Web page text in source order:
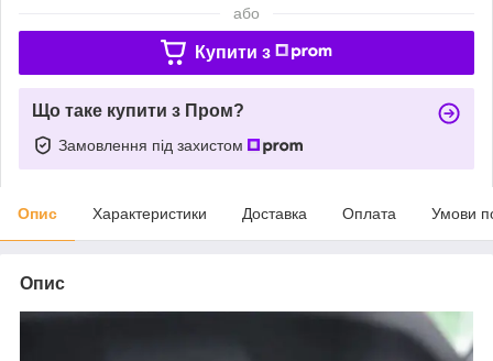
або
Купити з
Що таке купити з Пром?
Замовлення під захистом
Опис Характеристики Доставка Оплата Умови
Опис